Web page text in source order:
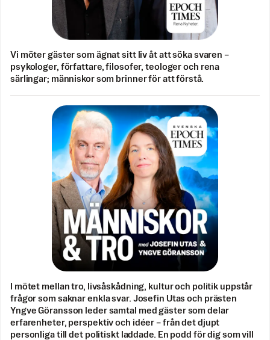
Vi möter gäster som ägnat sitt liv åt att söka svaren –
psykologer, författare, filosofer, teologer och rena
särlingar; människor som brinner för att förstå.
I mötet mellan tro, livsåskådning, kultur och politik uppstår
frågor som saknar enkla svar. Josefin Utas och prästen
Yngve Göransson leder samtal med gäster som delar
erfarenheter, perspektiv och idéer – från det djupt
personliga till det politiskt laddade. En podd för dig som vill